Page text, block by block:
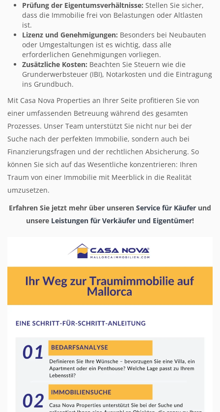
Prüfung der Eigentumsverhältnisse: Stellen Sie sicher,
dass die Immobilie frei von Belastungen oder Altlasten
ist.
Lizenz und Genehmigungen: Besonders bei Neubauten
oder Umgestaltungen ist es wichtig, dass alle
erforderlichen Genehmigungen vorliegen.
Zusätzliche Kosten: Beachten Sie Steuern wie die
Grunderwerbsteuer (IBI), Notarkosten und die Eintragung
ins Grundbuch.
Mit Casa Nova Properties an Ihrer Seite profitieren Sie von
einer umfassenden Betreuung während des gesamten
Prozesses. Unser Team unterstützt Sie nicht nur bei der
Suche nach der perfekten Immobilie, sondern auch bei
Finanzierungsfragen und der rechtlichen Absicherung. So
können Sie sich auf das Wesentliche konzentrieren: Ihren
Traum von einer Immobilie mit Meerblick in die Realität
umzusetzen.
Erfahren Sie jetzt mehr über unseren Service für Käufer und
unsere Leistungen für Verkäufer und Eigentümer!